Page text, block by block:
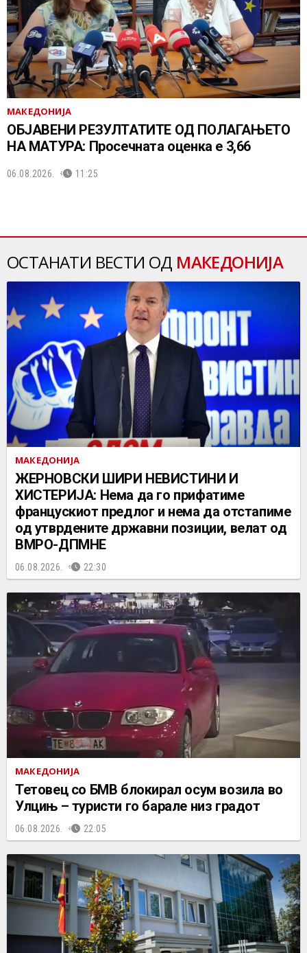
МАКЕДОНИЈА
ОБЈАВЕНИ РЕЗУЛТАТИТЕ ОД ПОЛАГАЊЕТО
НА МАТУРА: Просечната оценка е 3,66
06.08.2026. 11:25
ОСТАНАТИ ВЕСТИ ОД МАКЕДОНИЈА
МАКЕДОНИЈА
ЖЕРНОВСКИ ШИРИ НЕВИСТИНИ И
ХИСТЕРИЈА: Нема да го прифатиме
францускиот предлог и нема да отстапиме
од утврдените државни позиции, велат од
ВМРО-ДПМНЕ
06.08.2026. 22:30
МАКЕДОНИЈА
Тетовец со БМВ блокирал осум возила во
Улцињ – туристи го барале низ градот
06.08.2026. 22:05